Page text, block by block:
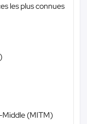
les plus connues
(MITM)